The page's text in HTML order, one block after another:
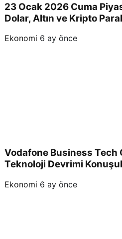
23 Ocak 2026 Cuma
Dolar, Altın ve Kripto
Ekonomi 6 ay önce
Vodafone Business Tech
Teknoloji Devrimi
Ekonomi 6 ay önce